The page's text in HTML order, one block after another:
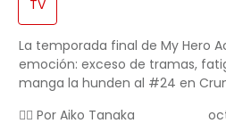
TV
La temporada final de My Hero
emoción: exceso de tramas,
manga la hunden al #24 en
✍🏻 Por Aiko Tanaka